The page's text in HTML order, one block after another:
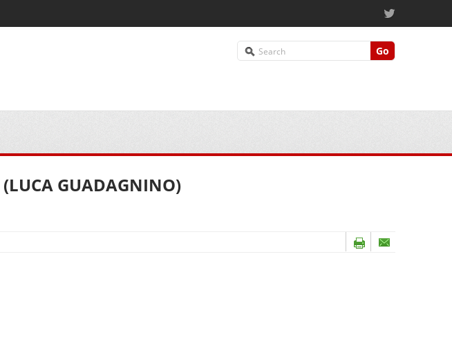
Go
(LUCA GUADAGNINO)